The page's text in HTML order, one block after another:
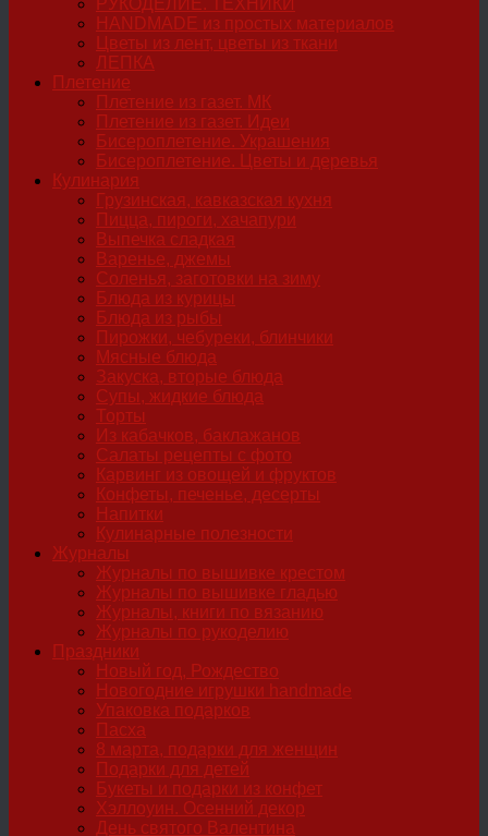
РУКОДЕЛИЕ. ТЕХНИКИ
HANDMADE из простых материалов
Цветы из лент, цветы из ткани
ЛЕПКА
Плетение
Плетение из газет. МК
Плетение из газет. Идеи
Бисероплетение. Украшения
Бисероплетение. Цветы и деревья
Кулинария
Грузинская, кавказская кухня
Пицца, пироги, хачапури
Выпечка сладкая
Варенье, джемы
Соленья, заготовки на зиму
Блюда из курицы
Блюда из рыбы
Пирожки, чебуреки, блинчики
Мясные блюда
Закуска, вторые блюда
Супы, жидкие блюда
Торты
Из кабачков, баклажанов
Салаты рецепты с фото
Карвинг из овощей и фруктов
Конфеты, печенье, десерты
Напитки
Кулинарные полезности
Журналы
Журналы по вышивке крестом
Журналы по вышивке гладью
Журналы, книги по вязанию
Журналы по рукоделию
Праздники
Новый год, Рождество
Новогодние игрушки handmade
Упаковка подарков
Пасха
8 марта, подарки для женщин
Подарки для детей
Букеты и подарки из конфет
Хэллоуин. Осенний декор
День святого Валентина